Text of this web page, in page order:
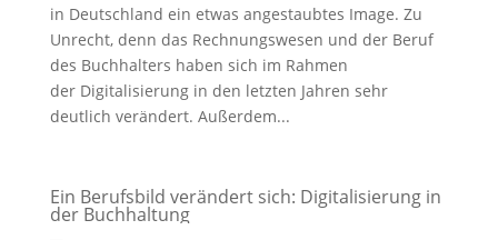
in Deutschland ein etwas angestaubtes Image. Zu
Unrecht, denn das Rechnungswesen und der Beruf
des Buchhalters haben sich im Rahmen
der Digitalisierung in den letzten Jahren sehr
deutlich verändert. Außerdem...
Ein Berufsbild verändert sich: Digitalisierung in
der Buchhaltung